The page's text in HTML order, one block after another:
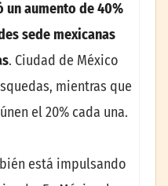
un aumento de 40%
sede mexicanas
. Ciudad de México
mientras que
el 20% cada una.
está impulsando